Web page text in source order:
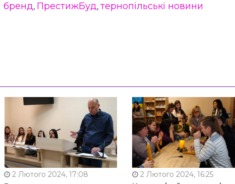
бренд, ПрестижБуд, тернопільські новини
2 Лютого 2024, 17:08
2 Лютого 2024, 16:25